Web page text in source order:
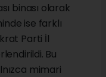
binası olarak
ise farklı
Parti İl
Bu
mimari